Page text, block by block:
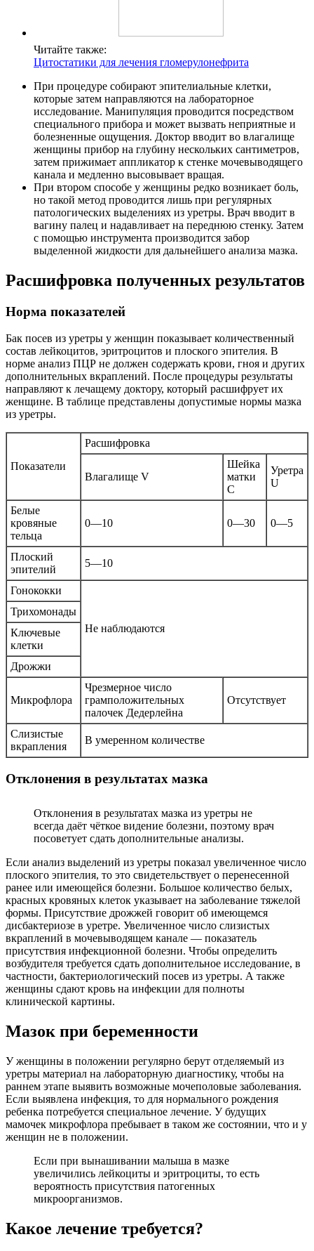
Читайте также:
Цитостатики для лечения гломерулонефрита
При процедуре собирают эпителиальные клетки,
которые затем направляются на лабораторное
исследование. Манипуляция проводится посредством
специального прибора и может вызвать неприятные и
болезненные ощущения. Доктор вводит во влагалище
женщины прибор на глубину нескольких сантиметров,
затем прижимает аппликатор к стенке мочевыводящего
канала и медленно высовывает вращая.
При втором способе у женщины редко возникает боль,
но такой метод проводится лишь при регулярных
патологических выделениях из уретры. Врач вводит в
вагину палец и надавливает на переднюю стенку. Затем
с помощью инструмента производится забор
выделенной жидкости для дальнейшего анализа мазка.
Расшифровка полученных результатов
Норма показателей
Бак посев из уретры у женщин показывает количественный
состав лейкоцитов, эритроцитов и плоского эпителия. В
норме анализ ПЦР не должен содержать крови, гноя и других
дополнительных вкраплений. После процедуры результаты
направляют к лечащему доктору, который расшифрует их
женщине. В таблице представлены допустимые нормы мазка
из уретры.
Показатели
Расшифровка
Влагалище V
Шейка
матки
C
Уретра
U
Белые
кровяные
тельца
0—10 0—30 0—5
Плоский
эпителий
5—10
Гонококки
Не наблюдаются
Трихомонады
Ключевые
клетки
Дрожжи
Микрофлора
Чрезмерное число
грамположительных
палочек Дедерлейна
Отсутствует
Слизистые
вкрапления
В умеренном количестве
Отклонения в результатах мазка
Отклонения в результатах мазка из уретры не
всегда даёт чёткое видение болезни, поэтому врач
посоветует сдать дополнительные анализы.
Если анализ выделений из уретры показал увеличенное число
плоского эпителия, то это свидетельствует о перенесенной
ранее или имеющейся болезни. Большое количество белых,
красных кровяных клеток указывает на заболевание тяжелой
формы. Присутствие дрожжей говорит об имеющемся
дисбактериозе в уретре. Увеличенное число слизистых
вкраплений в мочевыводящем канале — показатель
присутствия инфекционной болезни. Чтобы определить
возбудителя требуется сдать дополнительное исследование, в
частности, бактериологический посев из уретры. А также
женщины сдают кровь на инфекции для полноты
клинической картины.
Мазок при беременности
У женщины в положении регулярно берут отделяемый из
уретры материал на лабораторную диагностику, чтобы на
раннем этапе выявить возможные мочеполовые заболевания.
Если выявлена инфекция, то для нормального рождения
ребенка потребуется специальное лечение. У будущих
мамочек микрофлора пребывает в таком же состоянии, что и у
женщин не в положении.
Если при вынашивании малыша в мазке
увеличились лейкоциты и эритроциты, то есть
вероятность присутствия патогенных
микроорганизмов.
Какое лечение требуется?